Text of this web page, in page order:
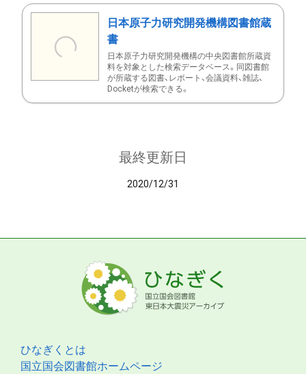
日本原子力研究開発機構図書館蔵
書
日本原子力研究開発機構の中央図書館所蔵資
料を対象とした検索データベース。同図書館
が所蔵する図書、レポート、会議資料、雑誌、
Docketが検索できる。
最終更新日
2020/12/31
ひなぎくとは
国立国会図書館ホームページ